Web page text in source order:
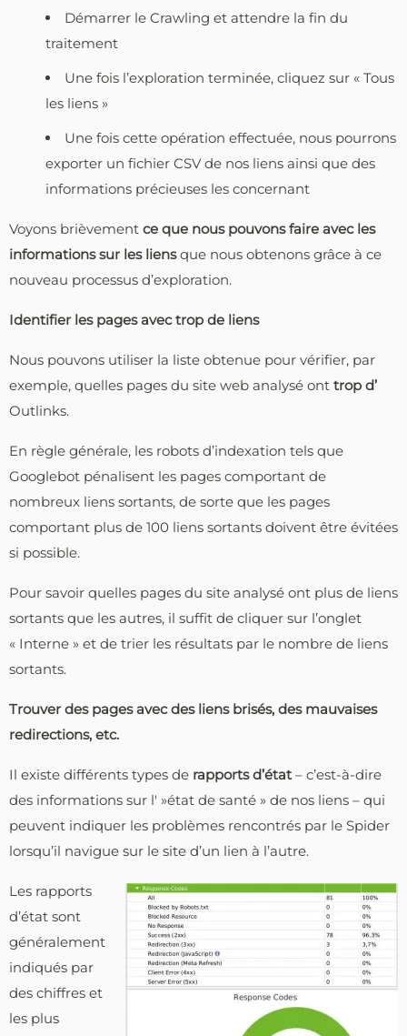
Démarrer le Crawling et attendre la fin du
traitement
Une fois l’exploration terminée, cliquez sur « Tous
les liens »
Une fois cette opération effectuée, nous pourrons
exporter un fichier CSV de nos liens ainsi que des
informations précieuses les concernant
Voyons brièvement ce que nous pouvons faire avec les
informations sur les liensque nous obtenons grâce à ce
nouveau processus d’exploration.
Identifier les pages avec trop de liens
Nous pouvons utiliser la liste obtenue pour vérifier, par
exemple, quelles pages du site web analysé ont trop d’
Outlinks.
En règle générale, les robots d’indexation tels que
Googlebot pénalisent les pages comportant de
nombreux liens sortants, de sorte que les pages
comportant plus de 100 liens sortants doivent être évitées
si possible.
Pour savoir quelles pages du site analysé ont plus de liens
sortants que les autres, il suffit de cliquer sur l’onglet
« Interne » et de trier les résultats par le nombre de liens
sortants.
Trouver des pages avec des liens brisés, des mauvaises
redirections, etc.
Il existe différents types de rapports d’état – c’est-à-dire
des informations sur l' »état de santé » de nos liens – qui
peuvent indiquer les problèmes rencontrés par le Spider
lorsqu’il navigue sur le site d’un lien à l’autre.
Les rapports
d’état sont
généralement
indiqués par
des chiffres et
les plus